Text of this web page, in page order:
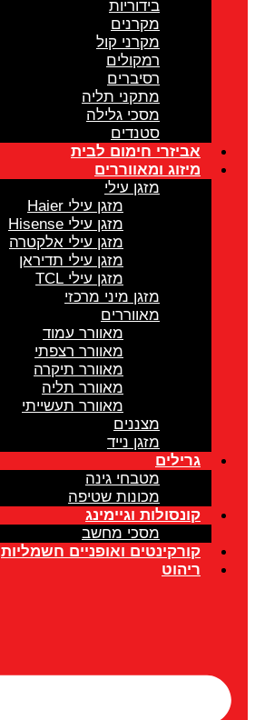
בידוריות
מקרנים
מקרני קול
רמקולים
רסיברים
מתקני תליה
מסכי גלילה
סטנדים
אביזרי חימום לבית
מיזוג ומאווררים
מזגן עילי
מזגן עילי Haier
מזגן עילי Hisense
מזגן עילי אלקטרה
מזגן עילי תדיראן
מזגן עילי TCL
מזגן מיני מרכזי
מאווררים
מאוורר עמוד
מאוורר רצפתי
מאוורר תיקרה
מאוורר תליה
מאוורר תעשייתי
מצננים
מזגן נייד
גרילים
מטבחי גינה
מכונות שטיפה
קונסולות וגיימינג
מסכי מחשב
קורקינטים ואופניים חשמליות
ריהוט